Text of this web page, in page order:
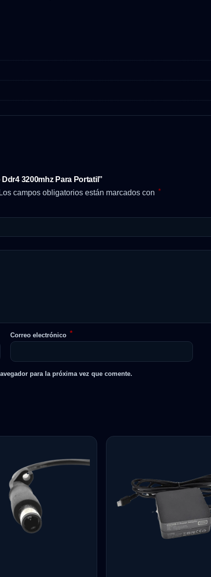
3200mhz Para Portatil”
Los campos obligatorios están marcados con *
Correo electrónico *
para la próxima vez que comente.